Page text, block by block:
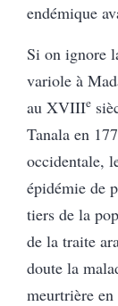
endémique
Si on ignore
variole à
au XVIIIe
Tanala en
occidentale,
épidémie de
tiers de la
de la traite
doute la
meurtrière